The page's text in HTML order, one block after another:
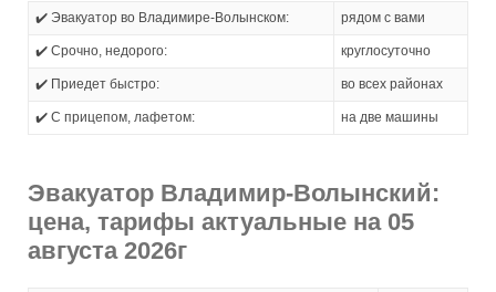
✔️ Эвакуатор во Владимире-Волынском: рядом с вами
✔️ Срочно, недорого: круглосуточно
✔️ Приедет быстро: во всех районах
✔️ С прицепом, лафетом: на две машины
Эвакуатор Владимир-Волынский:
цена, тарифы актуальные на 05
августа 2026г